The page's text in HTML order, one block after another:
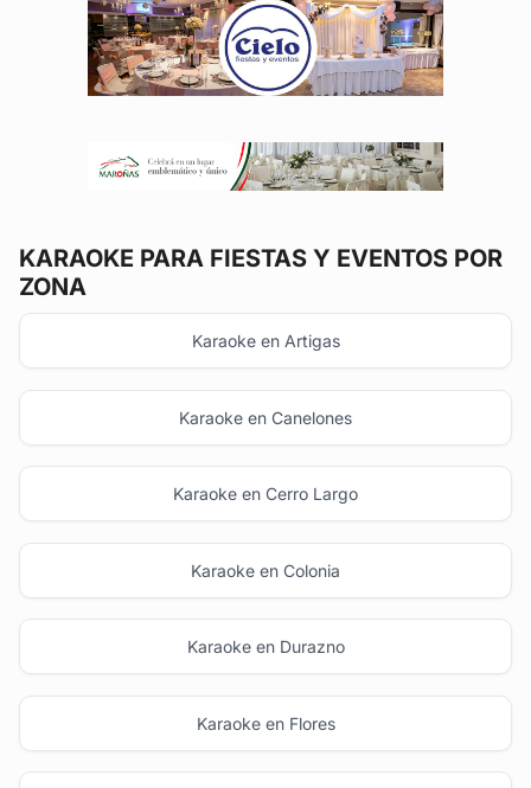
KARAOKE PARA FIESTAS Y EVENTOS POR
ZONA
Karaoke en Artigas
Karaoke en Canelones
Karaoke en Cerro Largo
Karaoke en Colonia
Karaoke en Durazno
Karaoke en Flores